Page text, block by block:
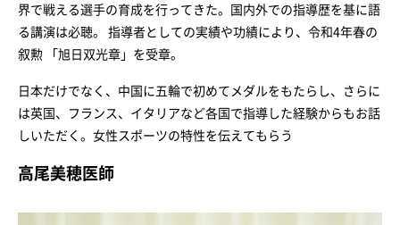
界で戦える選手の育成を行ってきた。国内外での指導歴を基に語
る講演は必聴。 指導者としての実績や功績により、令和4年春の
叙勲 「旭日双光章」を受章。
日本だけでなく、中国に五輪で初めてメダルをもたらし、さらに
は英国、フランス、イタリアなど各国で指導した経験からもお話
しいただく。女性スポーツの特性を伝えてもらう
高尾美穂医師